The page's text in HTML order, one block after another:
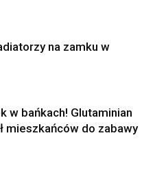
na zamku w
w bańkach! Glutaminian
mieszkańców do zabawy